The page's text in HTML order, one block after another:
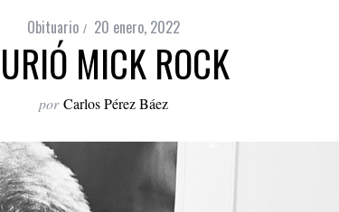
Obituario 20 enero, 2022
MICK ROCK
por Carlos Pérez Báez